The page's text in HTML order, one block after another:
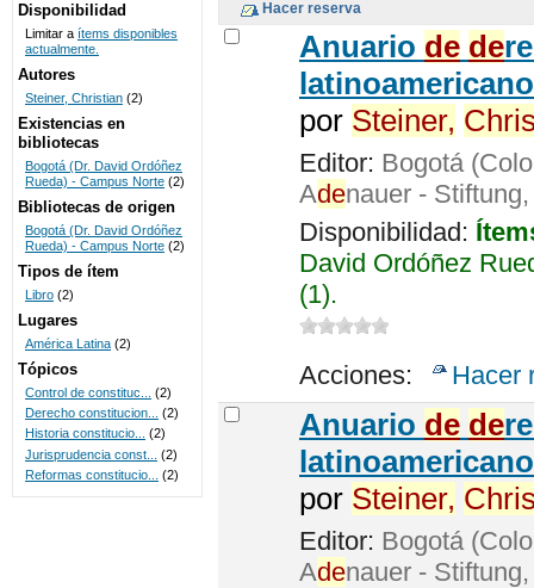
BIBLIOTECAS
UNICOC
Anuario de de
por Steiner,
Editor: Bogotá
Adenauer -
Disponibilidad:
David Ordóñez
(1).
Acciones: Hacer
Anuario de de
por Steiner,
Editor: Bogotá
Adenauer -
Disponibilidad
Limitar a ítems disponibles
actualmente.
Autores
Steiner, Christian (2)
Existencias en
bibliotecas
Bogotá (Dr. David Ordóñez
Rueda) - Campus Norte (2)
Bibliotecas de origen
Bogotá (Dr. David Ordóñez
Rueda) - Campus Norte (2)
Tipos de ítem
Libro (2)
Lugares
América Latina (2)
Tópicos
Control de constituc...
(2)
Derecho constitucion...
(2)
Historia constitucio... (2)
Jurisprudencia const...
(2)
Reformas constitucio...
(2)